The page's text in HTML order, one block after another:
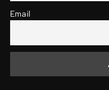
Email